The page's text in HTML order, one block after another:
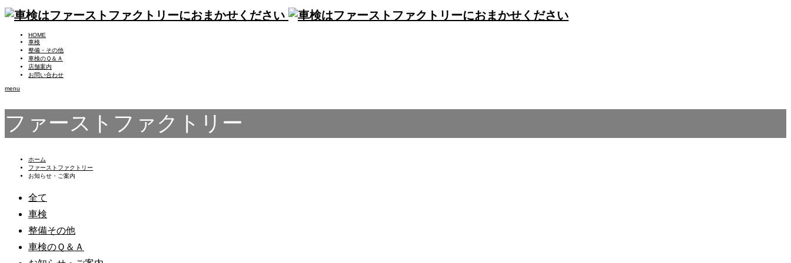
HOME
車検
整備・その他
車検のＱ＆Ａ
店舗案内
お問い合わせ
menu
ファーストファクトリー
ホーム
ファーストファクトリー
お知らせ・ご案内
全て
車検
整備その他
車検のＱ＆Ａ